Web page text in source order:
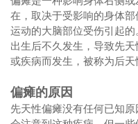
在，取决于受影响的身体
运动的大脑部位受伤引起
出生后不久发生，导致先
或疾病而发生，被称为后天
偏瘫的原因
先天性偏瘫没有任何已知